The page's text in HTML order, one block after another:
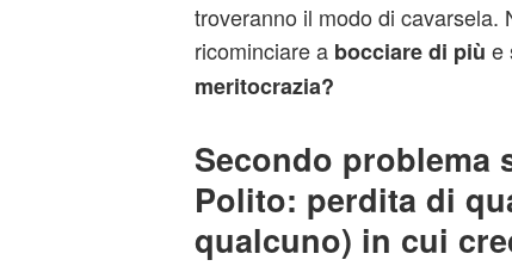
troveranno il modo di cavarsela.
ricominciare a bocciare di più e
meritocrazia?
Secondo problema
Polito: perdita di
qualcuno) in cui